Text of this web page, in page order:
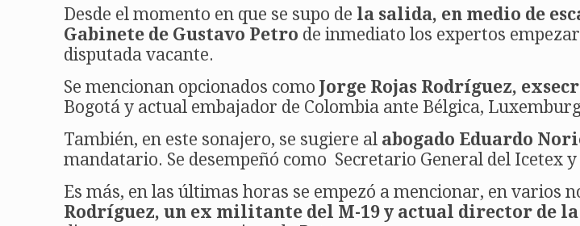
Desde el momento en que se supo de la salida, en medio de
Gabinete de Gustavo Petro de inmediato los expertos
disputada vacante.
Se mencionan opcionados como Jorge Rojas Rodríguez,
Bogotá y actual embajador de Colombia ante Bélgica,
También, en este sonajero, se sugiere al abogado Eduardo
mandatario. Se desempeñó como Secretario General del Icetex
Es más, en las últimas horas se empezó a mencionar, en varios
Rodríguez, un ex militante del M-19 y actual director de